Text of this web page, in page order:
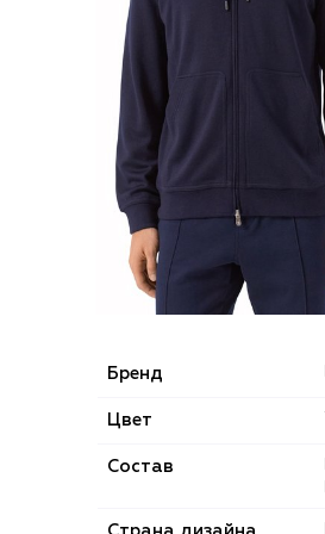
Бренд
Цвет
Состав